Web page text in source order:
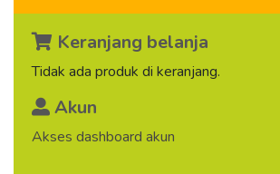
Keranjang belanja
Tidak ada produk di keranjang.
Akun
Akses dashboard akun